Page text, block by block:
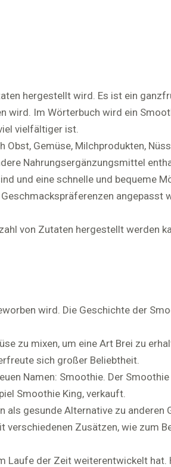
hergestellt wird. Es ist ein
wird. Im Wörterbuch wird ein
vielfältiger ist.
Gemüse, Milchprodukten,
Nahrungsergänzungsmittel
und eine schnelle und bequeme
angepasst
von Zutaten hergestellt werden
wird. Die Geschichte der
zu mixen, um eine Art Brei zu
sich großer Beliebtheit.
Namen: Smoothie. Der
Smoothie King, verkauft.
gesunde Alternative zu anderen
Zusätzen, wie zum
der Zeit weiterentwickelt hat.